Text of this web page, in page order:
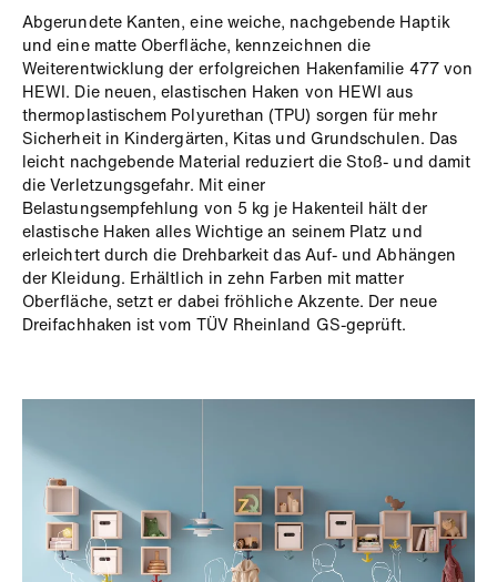
Abgerundete Kanten, eine weiche, nachgebende Haptik
und eine matte Oberfläche, kennzeichnen die
Weiterentwicklung der erfolgreichen Hakenfamilie 477 von
HEWI. Die neuen, elastischen Haken von HEWI aus
thermoplastischem Polyurethan (TPU) sorgen für mehr
Sicherheit in Kindergärten, Kitas und Grundschulen. Das
leicht nachgebende Material reduziert die Stoß- und damit
die Verletzungsgefahr. Mit einer
Belastungsempfehlung von 5 kg je Hakenteil hält der
elastische Haken alles Wichtige an seinem Platz und
erleichtert durch die Drehbarkeit das Auf- und Abhängen
der Kleidung. Erhältlich in zehn Farben mit matter
Oberfläche, setzt er dabei fröhliche Akzente. Der neue
Dreifachhaken ist vom TÜV Rheinland GS-geprüft.